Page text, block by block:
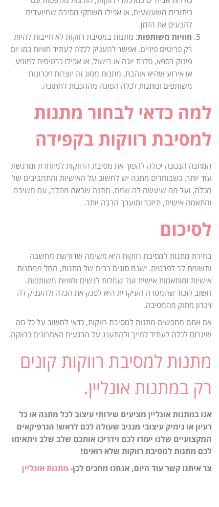
כיתובים משעשעים, או אפילו משחקי מסיבה שמיועדים
להנעים את הזמן.
חוויות משותפות: מתנות במסיבת רווקות לא חייבות להיות
רק פריטים פיזיים. אפשר להעניק לכלה לעתיד חוויות כמו יום
פינוק בספא, סדנת יוגה או בישול, או אפילו כרטיסים למופע
או אירוע שהיא אוהבת. מתנות מסוג זה יוצרות זיכרונות
משותפים ונותנות לכלה הפוגה מההכנות לחתונה.
למה כדאי לבחור מתנות
למסיבת רווקות בקפידה
המתנה הנכונה יכולה להפוך את מסיבת הרווקות למיוחדת ומרגשת
עוד יותר. כשבוחרים מתנה יש לחשוב על האישיות והתחביבים של
הכלה, ועל מה שיעשה לה שמח. מתנה שבאה מהלב, עם חשיבה
והתאמה אישית, תיזכר ותוערך הרבה יותר.
לסיכום
בחירת מתנות למסיבת רווקות היא משימה שדורשת מחשבה
ותשומת לב לפרטים. ישנם סוגים רבים של מתנות, החל ממתנות
אישיות ומותאמות אישית ועד שמלות לנשים וחוויות משותפות.
חשוב לזכור שהמטרה העיקרית היא לפנק את הכלה ולהעניק לה
זיכרון מתוק מהמסיבה.
אם אתם מחפשים מתנות למסיבת רווקות, כדאי לחשוב על כל מה
שיגרום לכלה לעתיד לחייך ולהתענג על הרגעים האחרונים כרווקה.
מתנות למסיבת רווקות קונים
רק במתנות אונליין.
אנו במתנות אונליין מציעים שירותי עיצוב לכל מתנה או כל
רעיון או גימיק עיצובי מגניב שעולה לכם לראש! הגרפיקאים
המקצועיים שלנו יעזרו לכם וידריכו אותכם שלב שלב ויתאימו
לכם מתנות למסיבת רווקות שלא רואים!
צר איתנו קשר עוד היום, אנחנו מחכים לכן- מתנות אונליין